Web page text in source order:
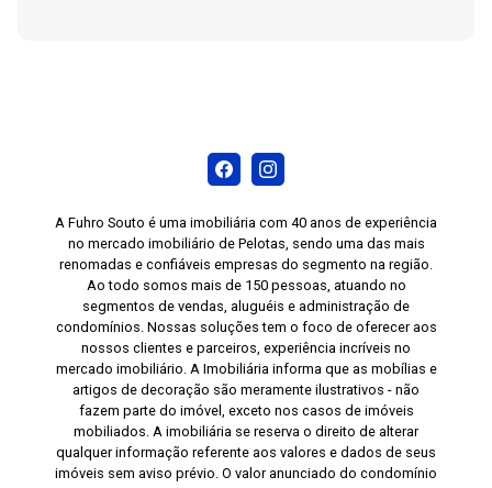
A Fuhro Souto é uma imobiliária com 40 anos de experiência
no mercado imobiliário de Pelotas, sendo uma das mais
renomadas e confiáveis empresas do segmento na região.
Ao todo somos mais de 150 pessoas, atuando no
segmentos de vendas, aluguéis e administração de
condomínios. Nossas soluções tem o foco de oferecer aos
nossos clientes e parceiros, experiência incríveis no
mercado imobiliário. A Imobiliária informa que as mobílias e
artigos de decoração são meramente ilustrativos - não
fazem parte do imóvel, exceto nos casos de imóveis
mobiliados. A imobiliária se reserva o direito de alterar
qualquer informação referente aos valores e dados de seus
imóveis sem aviso prévio. O valor anunciado do condomínio